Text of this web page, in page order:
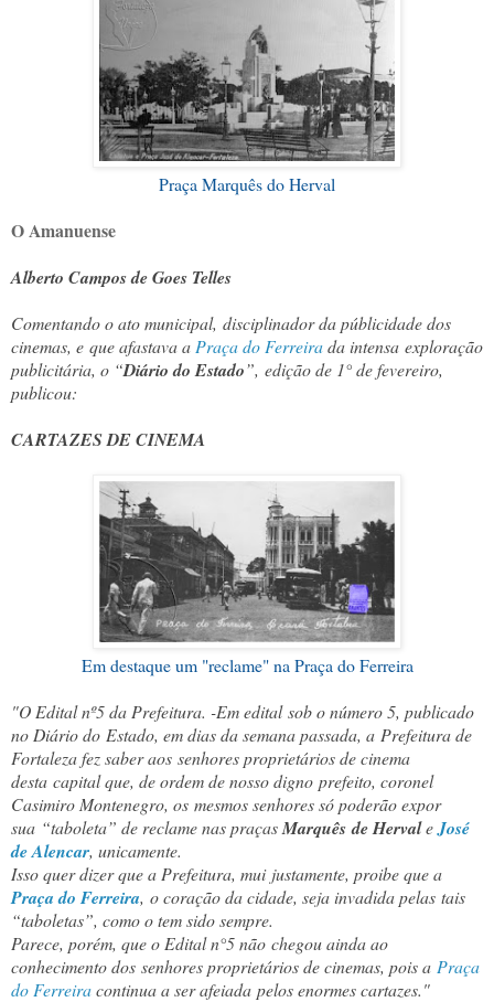
Praça Marquês do Herval
O Amanuense
Alberto Campos de Goes Telles
Comentando o ato municipal, disciplinador da públicidade dos
cinemas, e que afastava a Praça do Ferreirada intensa exploração
publicitária, o “Diário do Estado”, edição de 1° de fevereiro,
publicou:
CARTAZES DE CINEMA
Em destaque um "reclame" na Praça do Ferreira
"O Edital nº5 da Prefeitura. -Em editalsob o número 5, publicado
no Diário do Estado, em dias da semana passada, a Prefeitura de
Fortaleza fez saber aos senhores proprietários de cinema
desta capital que, de ordem de nosso digno prefeito, coronel
Casimiro Montenegro, os mesmos senhores só poderão expor
sua “taboleta” de reclame nas praçasMarquêsde HervaleJosé
de Alencar, unicamente.
Isso quer dizer que a Prefeitura, mui justamente, proibe que a
Praça do Ferreira, o coração da cidade, seja invadida pelas tais
“taboletas”, como o tem sido sempre.
Parece, porém, que o Edital n°5 não chegou ainda ao
conhecimento dos senhores proprietários de cinemas, pois a Praça
do Ferreiracontinua a ser afeiada pelos enormes cartazes."